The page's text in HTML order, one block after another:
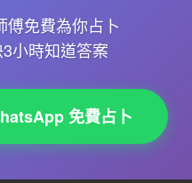
用Windada呢類 線上紫微排
都可能唔同，影響成個
坐命宮嘅人通常有領導力
星曜嘅配合。財帛宮就關
傅免費為你占卜
小時知道答案
免費占卜